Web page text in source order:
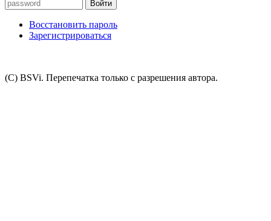
Восстановить пароль
Зарегистрироваться
(C) BSVi. Перепечатка только с разрешения автора.